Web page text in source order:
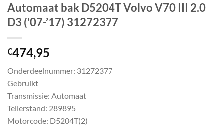
Automaat bak D5204T Volvo V70 III 2.0
D3 (’07-’17) 31272377
€474,95
Onderdeelnummer: 31272377
Gebruikt
Transmissie: Automaat
Tellerstand: 289895
Motorcode: D5204T(2)